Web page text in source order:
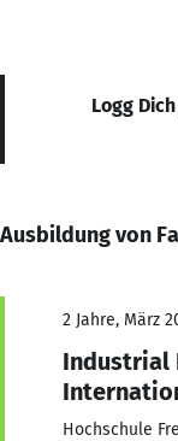
Logg
Ausbildung von
2 Jahre, März
Industrial
Hochschule